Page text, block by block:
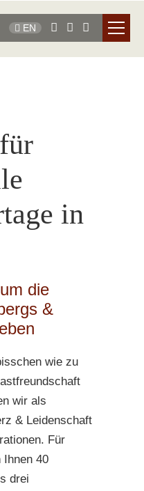
EN
in
die
&
wie zu
wir als
& Leidenschaft
Für
Ihnen 40
drei